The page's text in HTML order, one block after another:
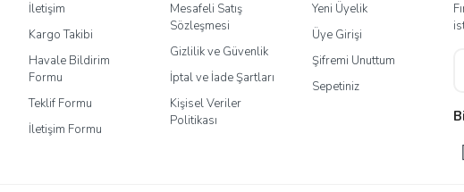
İletişim
Kargo Takibi
Havale Bildirim
Formu
Teklif Formu
İletişim Formu
Mesafeli Satış
Sözleşmesi
Gizlilik ve Güvenlik
İptal ve İade Şartları
Kişisel Veriler
Politikası
Yeni Üyelik
Üye Girişi
Şifremi Unuttum
Sepetiniz